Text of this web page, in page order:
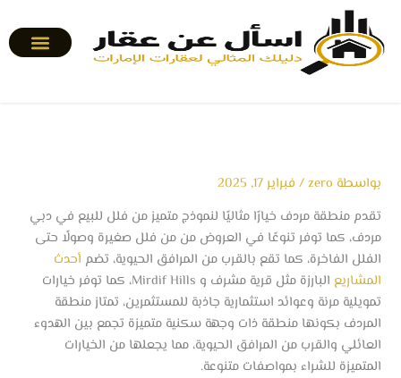
المحتوى
بواسطة zero
/ فبراير 17, 2025
تقدم منطقة مردف خيارًا مثاليًا لنموذج متميز من فلل للبيع في دبي
مردف، كما توفر تنوعًا في العروض من من فلل صغيرة وصولًا حتى
الفلل الفاخرة، كما تقع بالقرب من المرافق الحيوية، تضم أحدث
المشاريع
البارزة مثل قرية مشرف و Mirdif Hills، كما توفر خيارات
تمويلية مرنة وعوائد استثمارية جاذبة للمستثمرين، تمتاز منطقة
المردف بكونها منطقة ذات وجهة سكنية متميزة تجمع بين الهدوء
العائلي والقرب من المرافق الحيوية، مما يجعلها من الخيارات
المتميزة للشراء بمواصفات متنوعة.